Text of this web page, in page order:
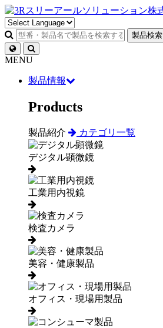
製品検索
MENU
製品情報
Products
製品紹介 カテゴリ一覧
デジタル顕微鏡
工業用内視鏡
検査カメラ
美容・健康製品
オフィス・現場用製品